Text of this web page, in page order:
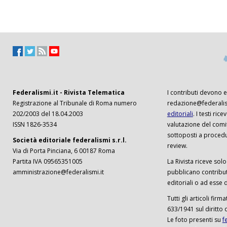
Federalismi.it - Rivista Telematica
Registrazione al Tribunale di Roma numero
202/2003 del 18.04.2003
ISSN 1826-3534
Società editoriale federalismi s.r.l.
Via di Porta Pinciana, 6 00187 Roma
Partita IVA 09565351005
amministrazione@federalismi.it
I contributi devono
editoriali. I testi
valutazione del
sottoposti a
review.
La Rivista riceve
pubblicano
editoriali o ad esse
Tutti gli articoli
633/1941 sul diritto
Le foto presenti su